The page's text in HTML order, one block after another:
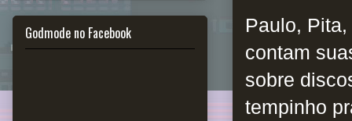
Paulo,
contam
sobre
tempinho
Godmode no Facebook